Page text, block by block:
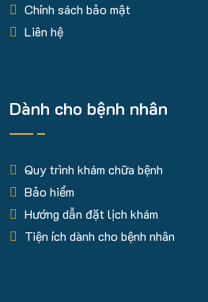
Chính sách bảo mật
Liên hệ
Dành cho bệnh nhân
Quy trình khám chữa bệnh
Bảo hiểm
Hướng dẫn đặt lịch khám
Tiện ích dành cho bệnh nhân